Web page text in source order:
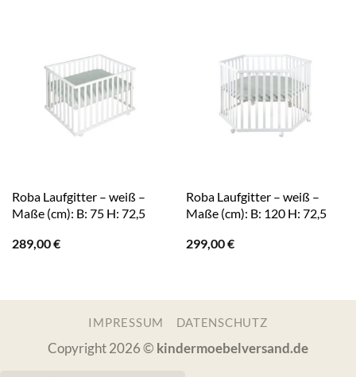
Roba Laufgitter – weiß –
Maße (cm): B: 75 H: 72,5
289,00€
Roba Laufgitter – weiß –
Maße (cm): B: 120 H: 72,5
299,00€
IMPRESSUM DATENSCHUTZ
Copyright 2026 © kindermoebelversand.de